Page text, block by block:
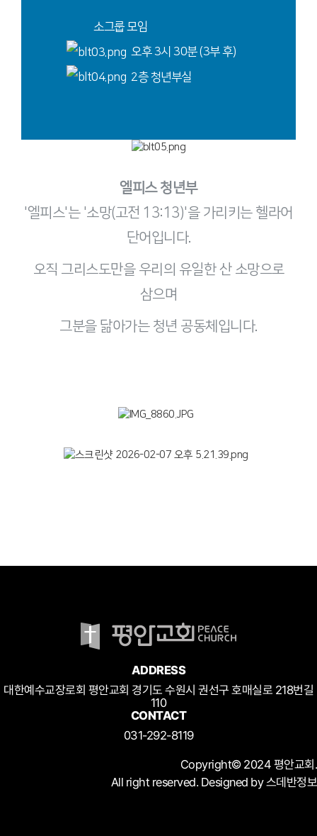
소그룹 모임
오후 3시 30분 (3부 후)
2층 청년부실
엘피스 청년부
'엘피스'는 '소망(고전 13:13)'을 가리키는 헬라어
단어입니다.
오직 그리스도만을 우리의 유일한 산 소망으로
삼으며
그분을 닮아가는 청년 공동체입니다.
ADDRESS
대한예수교장로회 평안교회 경기도 수원시 권선구 호매실로 218번길
110
CONTACT
031-292-8119
Copyright© 2024 평안교회.
All right reserved. Designed by 스데반정보